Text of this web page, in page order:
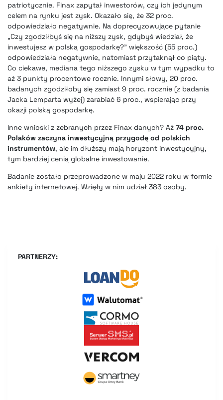
patriotycznie. Finax zapytał inwestorów, czy ich jedynym
celem na rynku jest zysk. Okazało się, że 32 proc.
odpowiedziało negatywnie. Na doprecyzowujące pytanie
„Czy zgodziłbyś się na niższy zysk, gdybyś wiedział, że
inwestujesz w polską gospodarkę?” większość (55 proc.)
odpowiedziała negatywnie, natomiast przytaknął co piąty.
Co ciekawe, mediana tego niższego zysku w tym wypadku to
aż 3 punkty procentowe rocznie. Innymi słowy, 20 proc.
badanych zgodziłoby się zamiast 9 proc. rocznie (z badania
Jacka Lemparta wyżej) zarabiać 6 proc., wspierając przy
okazji polską gospodarkę.
Inne wnioski z zebranych przez Finax danych? Aż 74 proc.
Polaków zaczyna inwestycyjną przygodę od polskich
instrumentów, ale im dłuższy mają horyzont inwestycyjny,
tym bardziej cenią globalne inwestowanie.
Badanie zostało przeprowadzone w maju 2022 roku w formie
ankiety internetowej. Wzięły w nim udział 383 osoby.
PARTNERZY: